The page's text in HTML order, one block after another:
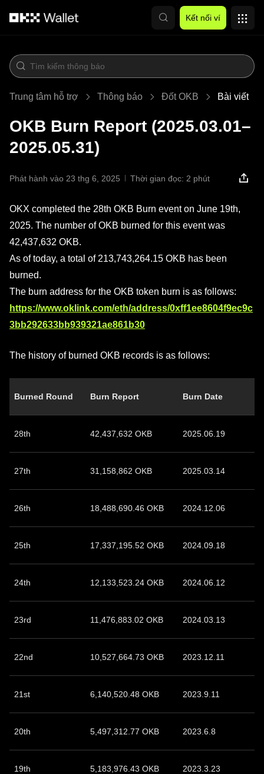
Kết nối ví
Trung tâm hỗ trợ Thông báo Đốt OKB Bài viết
OKB Burn Report (2025.03.01–
2025.05.31)
Phát hành vào 23 thg 6, 2025 Thời gian đọc: 2 phút
OKX completed the 28th OKB Burn event on June 19th,
2025. The number of OKB burned for this event was
42,437,632 OKB.
As of today, a total of 213,743,264.15 OKB has been
burned.
The burn address for the OKB token burn is as follows:
https://www.oklink.com/eth/address/0xff1ee8604f9ec9c
3bb292633bb939321ae861b30
The history of burned OKB records is as follows:
Burned Round Burn Report Burn Date
28th 42,437,632 OKB 2025.06.19
27th 31,158,862 OKB 2025.03.14
26th 18,488,690.46 OKB 2024.12.06
25th 17,337,195.52 OKB 2024.09.18
24th 12,133,523.24 OKB 2024.06.12
23rd 11,476,883.02 OKB 2024.03.13
22nd 10,527,664.73 OKB 2023.12.11
21st 6,140,520.48 OKB 2023.9.11
20th 5,497,312.77 OKB 2023.6.8
19th 5,183,976.43 OKB 2023.3.23